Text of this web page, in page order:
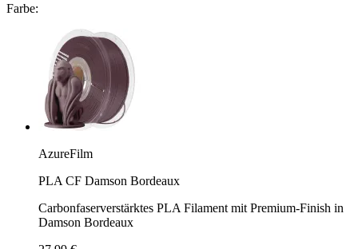
Farbe:
AzureFilm
PLA CF Damson Bordeaux
Carbonfaserverstärktes PLA Filament mit Premium-Finish in
Damson Bordeaux